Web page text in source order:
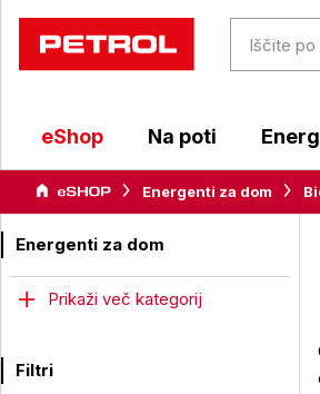
eShop Na poti
Energenti za dom
Energenti za dom
Prikaži več kategorij
Filtri